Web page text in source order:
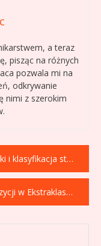
a teraz
pisząc na różnych
pozwala mi na
odkrywanie
nimi z szerokim
Primera División
Lechia Gdańsk rankingi – Analiza pozycji w Ekstraklasie i historyczne dane